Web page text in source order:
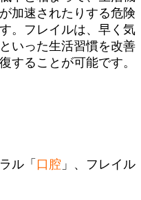
加速されたりする危険
。フレイルは、早く気
いった生活習慣を改善
することが可能です。
ル「 口腔 」、フレイル